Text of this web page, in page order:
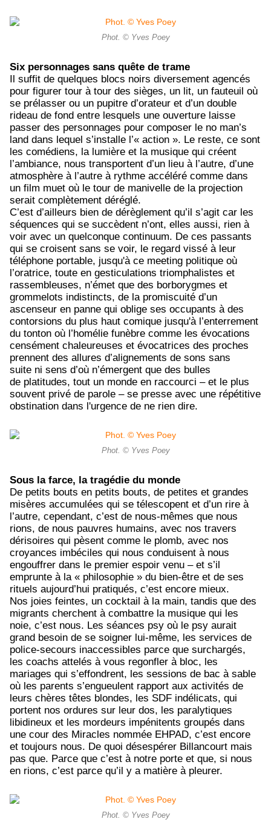
Phot. © Yves Poey
Six personnages sans quête de trame
Il suffit de quelques blocs noirs diversement agencés
pour figurer tour à tour des sièges, un lit, un fauteuil où
se prélasser ou un pupitre d’orateur et d’un double
rideau de fond entre lesquels une ouverture laisse
passer des personnages pour composer le no man’s
land dans lequel s’installe l’« action ». Le reste, ce sont
les comédiens, la lumière et la musique qui créent
l’ambiance, nous transportent d’un lieu à l’autre, d’une
atmosphère à l’autre à rythme accéléré comme dans
un film muet où le tour de manivelle de la projection
serait complètement déréglé.
C’est d’ailleurs bien de dérèglement qu’il s’agit car les
séquences qui se succèdent n’ont, elles aussi, rien à
voir avec un quelconque continuum. De ces passants
qui se croisent sans se voir, le regard vissé à leur
téléphone portable, jusqu'à ce meeting politique où
l’oratrice, toute en gesticulations triomphalistes et
rassembleuses, n’émet que des borborygmes et
grommelots indistincts, de la promiscuité d’un
ascenseur en panne qui oblige ses occupants à des
contorsions du plus haut comique jusqu'à l’enterrement
du tonton où l’homélie funèbre comme les évocations
censément chaleureuses et évocatrices des proches
prennent des allures d’alignements de sons sans
suite ni sens d’où n’émergent que des bulles
de platitudes, tout un monde en raccourci – et le plus
souvent privé de parole – se presse avec une répétitive
obstination dans l'urgence de ne rien dire.
Phot. © Yves Poey
Sous la farce, la tragédie du monde
De petits bouts en petits bouts, de petites et grandes
misères accumulées qui se télescopent et d’un rire à
l’autre, cependant, c’est de nous-mêmes que nous
rions, de nous pauvres humains, avec nos travers
dérisoires qui pèsent comme le plomb, avec nos
croyances imbéciles qui nous conduisent à nous
engouffrer dans le premier espoir venu – et s’il
emprunte à la « philosophie » du bien-être et de ses
rituels aujourd’hui pratiqués, c’est encore mieux.
Nos joies feintes, un cocktail à la main, tandis que des
migrants cherchent à combattre la musique qui les
noie, c’est nous. Les séances psy où le psy aurait
grand besoin de se soigner lui-même, les services de
police-secours inaccessibles parce que surchargés,
les coachs attelés à vous regonfler à bloc, les
mariages qui s’effondrent, les sessions de bac à sable
où les parents s’engueulent rapport aux activités de
leurs chères têtes blondes, les SDF indélicats, qui
portent nos ordures sur leur dos, les paralytiques
libidineux et les mordeurs impénitents groupés dans
une cour des Miracles nommée EHPAD, c’est encore
et toujours nous. De quoi désespérer Billancourt mais
pas que. Parce que c’est à notre porte et que, si nous
en rions, c’est parce qu’il y a matière à pleurer.
Phot. © Yves Poey